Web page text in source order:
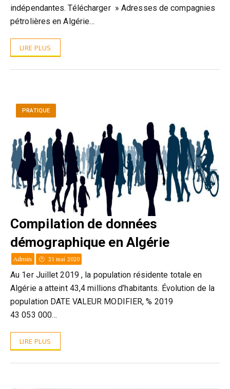
indépendantes. Télécharger » Adresses de compagnies
pétrolières en Algérie…
LIRE PLUS
PRATIQUE
Compilation de données
démographique en Algérie
Admin 21 mai 2020
Au 1er Juillet 2019 , la population résidente totale en
Algérie a atteint 43,4 millions d’habitants. Évolution de la
population DATE VALEUR MODIFIER, % 2019
43 053 000…
LIRE PLUS